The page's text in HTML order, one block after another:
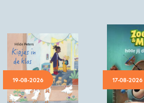
19-08-2026 17-08-2026